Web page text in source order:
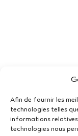
Afin de fournir les
technologies telles
informations
technologies nous